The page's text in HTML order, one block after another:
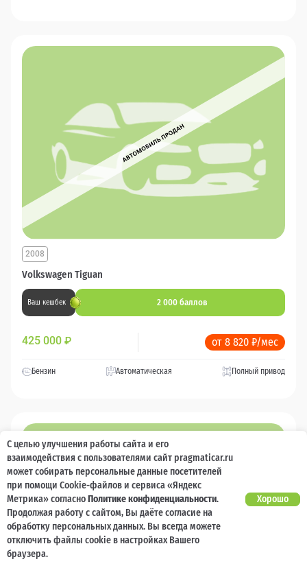
Volkswagen Tiguan
2008
Ваш кешбек 2 000 баллов
425 000 ₽ от 8 820 ₽/мес
Бензин Автоматическая Полный привод
С целью улучшения работы сайта и его
взаимодействия с пользователями сайт pragmaticar.ru
может собирать персональные данные посетителей
при помощи Cookie-файлов и сервиса «Яндекс
Метрика» согласноПолитике конфиденциальности.
Продолжая работу с сайтом, Вы даёте согласие на
обработку персональных данных. Вы всегда можете
отключить файлы cookie в настройках Вашего
браузера.
Хорошо